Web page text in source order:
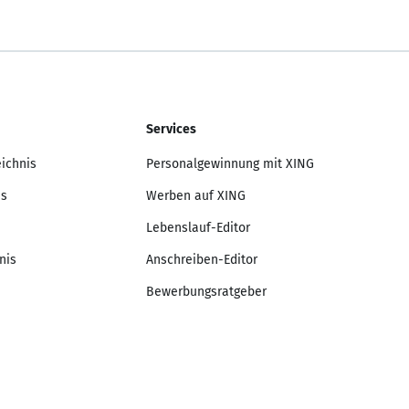
Services
Personalgewinnung mit XING
Werben auf XING
Lebenslauf-Editor
Anschreiben-Editor
Bewerbungsratgeber